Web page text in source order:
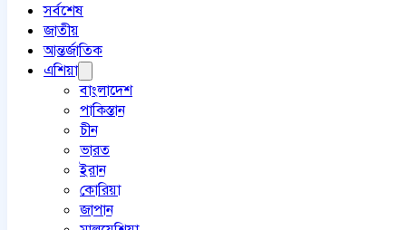
সর্বশেষ
জাতীয়
আন্তর্জাতিক
এশিয়া
বাংলাদেশ
পাকিস্তান
চীন
ভারত
ইরান
কোরিয়া
জাপান